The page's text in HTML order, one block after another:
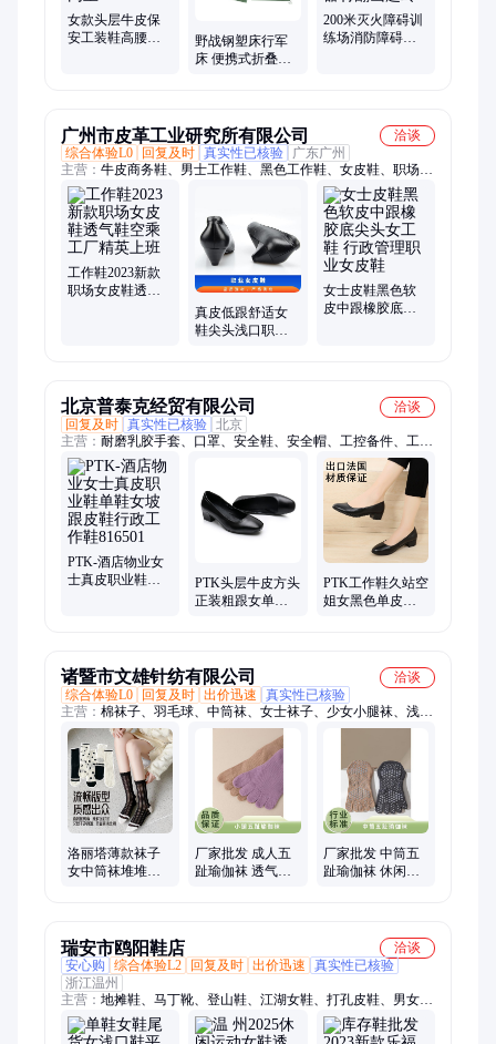
女款头层牛皮保
安工装鞋高腰商
野战钢塑床行军
床 便携式折叠床
200米灭火障碍训
练场消防障碍救
广州市皮革工业研究所有限公司
洽谈
综合体验L0
回复及时 真实性已核验
广东广州
主营： 牛皮商务鞋、男士工作鞋、黑色工作鞋、女皮鞋、职场西
装皮鞋、商务职业工作鞋、软皮休闲男工鞋
工作鞋2023新款
职场女皮鞋透气
真皮低跟舒适女
鞋尖头浅口职业
女士皮鞋黑色软
皮中跟橡胶底尖
北京普泰克经贸有限公司
洽谈
回复及时 真实性已核验 北京
主营： 耐磨乳胶手套、口罩、安全鞋、安全帽、工控备件、工作
服、防护服、手套
PTK-酒店物业女
士真皮职业鞋单
PTK头层牛皮方头
正装粗跟女单鞋
PTK工作鞋久站空
姐女黑色单皮鞋
诸暨市文雄针纺有限公司
洽谈
综合体验L0
回复及时 出价迅速
真实性已核验
主营： 棉袜子、羽毛球、中筒袜、女士袜子、少女小腿袜、浅口
女士船袜、运动袜、条纹袜子、薄款袜子、白色袜子、过膝袜
子、篮球袜子、中筒棉袜、珊瑚绒袜子、棉袜雪地袜、小熊爱心
袜子、浅口隐形棉袜、含羊毛大腿袜、蛋白网眼短筒、笑脸情侣
船袜、春夏短筒袜子、百搭学生白袜、秋冬新款袜子、高像筋刺
绣棉袜、通用盒装棉船袜
洛丽塔薄款袜子
女中筒袜堆堆袜
厂家批发 成人五
趾瑜伽袜 透气吸
厂家批发 中筒五
趾瑜伽袜 休闲舒
瑞安市鸥阳鞋店
洽谈
安心购
综合体验L2 回复及时 出价迅速
真实性已核验
浙江温州
主营： 地摊鞋、马丁靴、登山鞋、江湖女鞋、打孔皮鞋、男女童
鞋、老爹女鞋、帆布女鞋、潮流女鞋、真皮女鞋、椰子鞋、乐福
鞋、运动鞋、处理鞋、断码鞋、帆布鞋、高跟鞋、小白鞋、健步